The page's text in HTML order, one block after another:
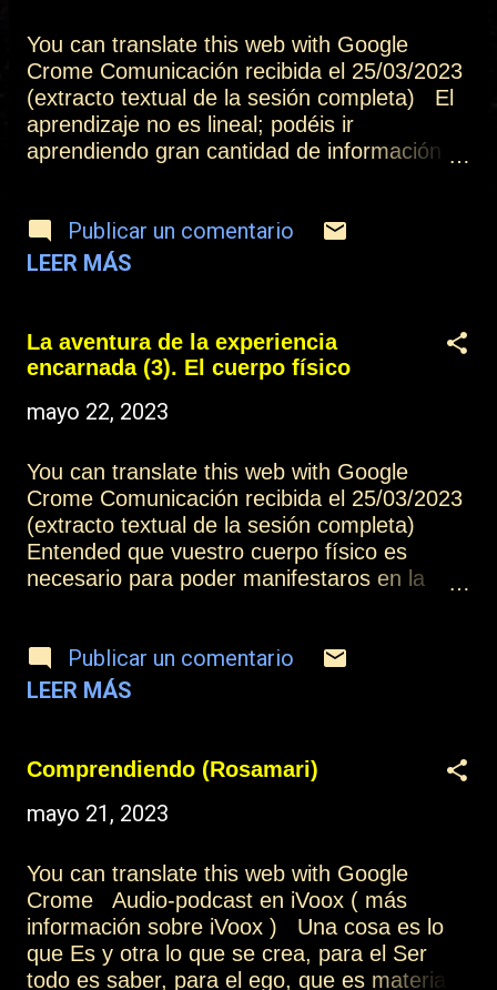
d
You can translate this web with Google
Crome Comunicación recibida el 25/03/2023
(extracto textual de la sesión completa) El
aprendizaje no es lineal; podéis ir
aprendiendo gran cantidad de información
influye en este proceso es la actitud que
tengáis como aprendices del camino de la
Entonces no busquéis la meta, entended
que la meta es el propio camino, aprovechad
aprendizaje, cada descubrimiento.
expresión de la felicidad, que se manifiesta
de forma natural, espontánea, en cada uno
de los logros conseguidos. Otros artículos
de esta colección: La aventura de la
experiencia encarnada (1) Más
Publicar un comentario
LEER MÁS
La aventura de la experiencia
encarnada (3). El cuerpo físico
mayo 22, 2023
You can translate this web with Google
Crome Comunicación recibida el 25/03/2023
(extracto textual de la sesión completa)
Entended que vuestro cuerpo físico es
necesario para poder manifestaros en la
y hacer de él una excelente herramienta de
expresión de vuestra alma. Cuando se
de la vida, desde la más simple, forma parte
es necesario para que se produzca la
ley, de esta voluntad, nos está dirigiendo,
paso a paso, por el camino de la evolución.
El cuerpo es el vehículo en el que se
materializa esta experiencia, pero ya sabéis
que es solo una herramienta, y el alma
Publicar un comentario
LEER MÁS
Comprendiendo (Rosamari)
mayo 21, 2023
You can translate this web with Google
Crome Audio-podcast en iVoox ( más
información sobre iVoox ) Una cosa es lo
que Es y otra lo que se crea, para el Ser
todo es saber, para el ego, que es materia